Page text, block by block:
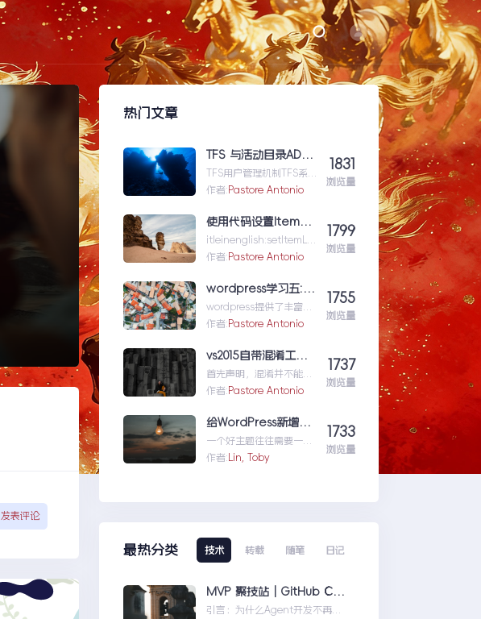
发表评论
热门文章
TFS 与活动目录AD（Active Directory)的同步机制
TFS用户管理机制TFS系统
与企业域服务器用户系统
统）高度集成在一起，使
AD（ActiveDirectory)的
同步机制
作者:Pastore Antonio
1831
浏览量
使用代码设置Item级的权限（权限总结1）
itleinenglish:setItemLev
elPermissionforShar...使
（权限总结1）
作者:Pastore Antonio
1799
浏览量
wordpress提供了丰富的
xmlrpc接口api来供我们
的开源社区有人
过wordpress_xmlrpc的
python包远程操作
作者:Pastore Antonio
1755
浏览量
vs2015自带混淆工具DotFuscator使用方法（超简单）
首先声明，混淆并不能防
反编译工具，只能增加反
（把方法和变量名变成无
带混淆工具DotFuscator
使用方法（超简单）
作者:Pastore Antonio
1737
浏览量
给WordPress新增主题配置页面
一个好主题往往需要一个
友好人性的配置页面，那
作者: Lin, Toby
1733
浏览量
最热分类 技术 转载 随笔 日记
MVP 聚技站｜GitHub Copilot SDK 入门：五分钟构建你的第一个 AI Agent
引言：为什么Agent开发不再是